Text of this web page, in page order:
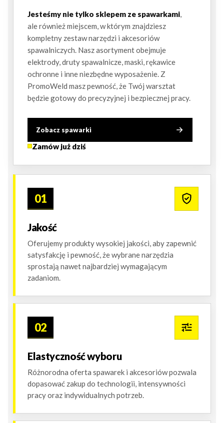
Jesteśmy nie tylko sklepem ze spawarkami,
ale również miejscem, w którym znajdziesz
kompletny zestaw narzędzi i akcesoriów
spawalniczych. Nasz asortyment obejmuje
elektrody, druty spawalnicze, maski, rękawice
ochronne i inne niezbędne wyposażenie. Z
PromoWeld masz pewność, że Twój warsztat
będzie gotowy do precyzyjnej i bezpiecznej pracy.
Zobacz spawarki
Zamów już dziś
01
Jakość
Oferujemy produkty wysokiej jakości, aby zapewnić
satysfakcję i pewność, że wybrane narzędzia
sprostają nawet najbardziej wymagającym
zadaniom.
02
Elastyczność wyboru
Różnorodna oferta spawarek i akcesoriów pozwala
dopasować zakup do technologii, intensywności
pracy oraz indywidualnych potrzeb.